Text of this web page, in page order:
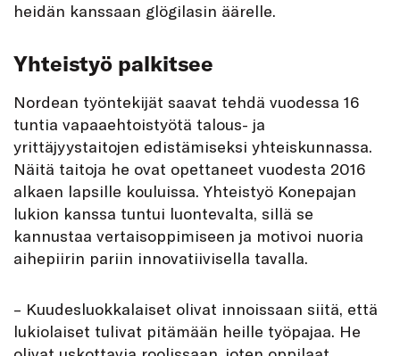
heidän kanssaan glögilasin äärelle.
Yhteistyö palkitsee
Nordean työntekijät saavat tehdä vuodessa 16
tuntia vapaaehtoistyötä talous- ja
yrittäjyystaitojen edistämiseksi yhteiskunnassa.
Näitä taitoja he ovat opettaneet vuodesta 2016
alkaen lapsille kouluissa. Yhteistyö Konepajan
lukion kanssa tuntui luontevalta, sillä se
kannustaa vertaisoppi­miseen ja motivoi nuoria
aihepiirin pariin innovatiivisella tavalla.
– Kuudesluokkalaiset olivat innoissaan siitä, että
lukiolaiset tulivat pitämään heille työpajaa. He